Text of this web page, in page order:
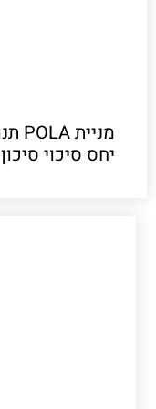
יחס סיכוי סיכון 1 ל 37